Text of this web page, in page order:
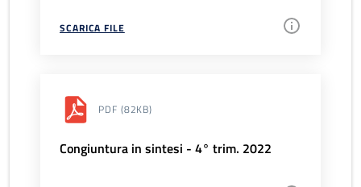
SCARICA FILE
PDF (82KB)
Congiuntura in sintesi - 4° trim. 2022